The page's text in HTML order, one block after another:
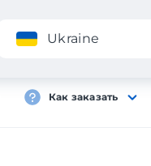
Приложение
Как заказать
Ukraine